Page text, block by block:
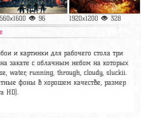
96 1920x1200 328
и картинки для рабочего стола три
закате с облачным небом на которых
water, running, through, cloudy, sluckii.
фоны в хорошем качестве, размер
HD).
других картинок на нужную тему